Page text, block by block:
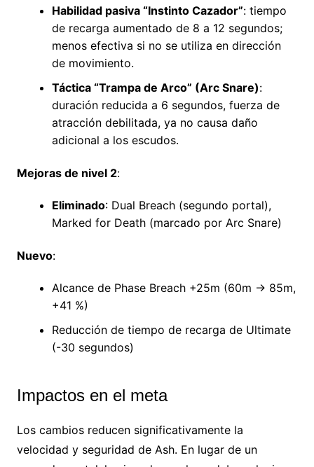
Habilidad pasiva “Instinto Cazador”: tiempo
de recarga aumentado de 8 a 12 segundos;
menos efectiva si no se utiliza en dirección
de movimiento.
Táctica “Trampa de Arco” (Arc Snare):
duración reducida a 6 segundos, fuerza de
atracción debilitada, ya no causa daño
adicional a los escudos.
Mejoras de nivel 2:
Eliminado: Dual Breach (segundo portal),
Marked for Death (marcado por Arc Snare)
Nuevo:
Alcance de Phase Breach +25m (60m → 85m,
+41 %)
Reducción de tiempo de recarga de Ultimate
(-30 segundos)
Impactos en el meta
Los cambios reducen significativamente la
velocidad y seguridad de Ash. En lugar de un